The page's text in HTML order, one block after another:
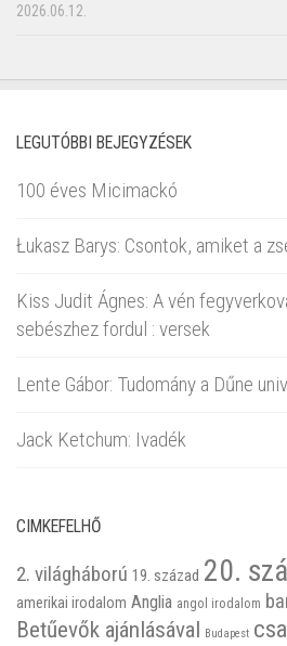
2026.06.12.
LEGUTÓBBI BEJEGYZÉSEK
100 éves Micimackó
Łukasz Barys: Csontok, amiket a
Kiss Judit Ágnes: A vén
sebészhez fordul : versek
Lente Gábor: Tudomány a Dűne
Jack Ketchum: Ivadék
CIMKEFELHŐ
2. világháború 19. század 20.
amerikai irodalom Anglia angol irodalom
Betűevők ajánlásával Budapest